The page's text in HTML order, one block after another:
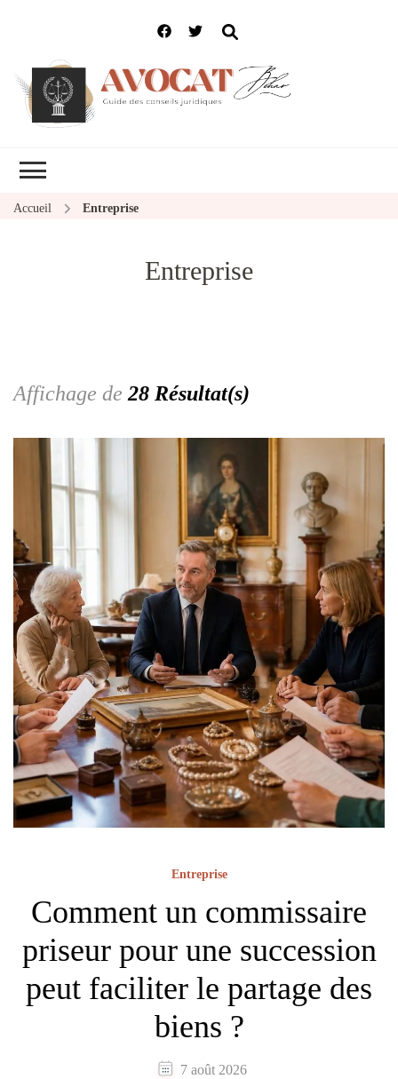
Accueil Entreprise
Entreprise
Affichage de28 Résultat(s)
Entreprise
Comment un commissaire
priseur pour une succession
peut faciliter le partage des
biens ?
7 août 2026